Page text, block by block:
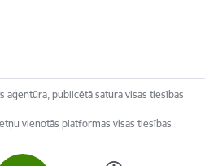
aģentūra, publicētā satura visas tiesības
vienotās platformas visas tiesības